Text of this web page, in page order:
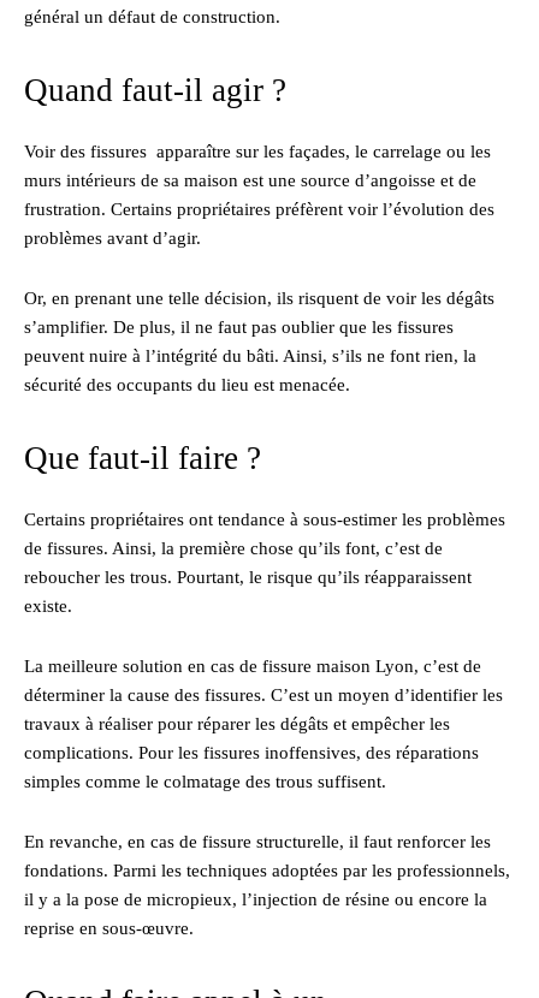
général un défaut de construction.
Quand faut-il agir ?
Voir des fissures apparaître sur les façades, le carrelage ou les
murs intérieurs de sa maison est une source d’angoisse et de
frustration. Certains propriétaires préfèrent voir l’évolution des
problèmes avant d’agir.
Or, en prenant une telle décision, ils risquent de voir les dégâts
s’amplifier. De plus, il ne faut pas oublier que les fissures
peuvent nuire à l’intégrité du bâti. Ainsi, s’ils ne font rien, la
sécurité des occupants du lieu est menacée.
Que faut-il faire ?
Certains propriétaires ont tendance à sous-estimer les problèmes
de fissures. Ainsi, la première chose qu’ils font, c’est de
reboucher les trous. Pourtant, le risque qu’ils réapparaissent
existe.
La meilleure solution en cas de fissure maison Lyon, c’est de
déterminer la cause des fissures. C’est un moyen d’identifier les
travaux à réaliser pour réparer les dégâts et empêcher les
complications. Pour les fissures inoffensives, des réparations
simples comme le colmatage des trous suffisent.
En revanche, en cas de fissure structurelle, il faut renforcer les
fondations. Parmi les techniques adoptées par les professionnels,
il y a la pose de micropieux, l’injection de résine ou encore la
reprise en sous-œuvre.